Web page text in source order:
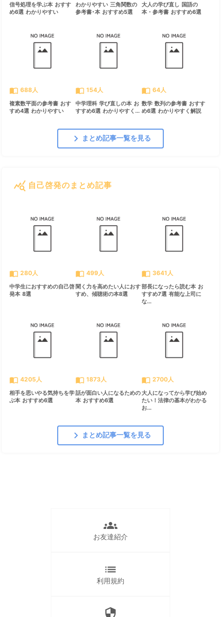
信号処理を学ぶ本 おすす
め6選 わかりやすい
わかりやすい 三角関数の
参考書･本 おすすめ5選
大人の学び直し 国語の
本・参考書 おすすめ6選
import_contacts 688人
複素数平面の参考書 おす
すめ4選 わかりやすい
import_contacts 154人
中学理科 学び直しの本 お
すすめ6選 わかりやすく...
import_contacts 64人
数学 数列の参考書 おすす
め6選 わかりやすく解説
chevron_right まとめ記事一覧を見る
query_stats 自己啓発のまとめ記事
import_contacts 280人
中学生におすすめの自己啓
発本 8選
import_contacts 499人
聞く力を高めたい人におす
すめ、傾聴術の本8選
import_contacts 3641人
部長になったら読む本 お
すすめ7選 有能な上司に
な...
import_contacts 4205人
相手を思いやる気持ちを学
ぶ本 おすすめ6選
import_contacts 1873人
話が面白い人になるための
本 おすすめ6選
import_contacts 2700人
大人になってから学び始め
たい！法律の基本がわかる
お...
chevron_right まとめ記事一覧を見る
groups
お友達紹介
list
利用規約
security